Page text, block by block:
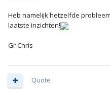
Heb namelijk hetzelfde
laatste inzichten!
Gr Chris
Quote